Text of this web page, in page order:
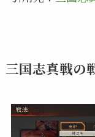
三国志真戦の